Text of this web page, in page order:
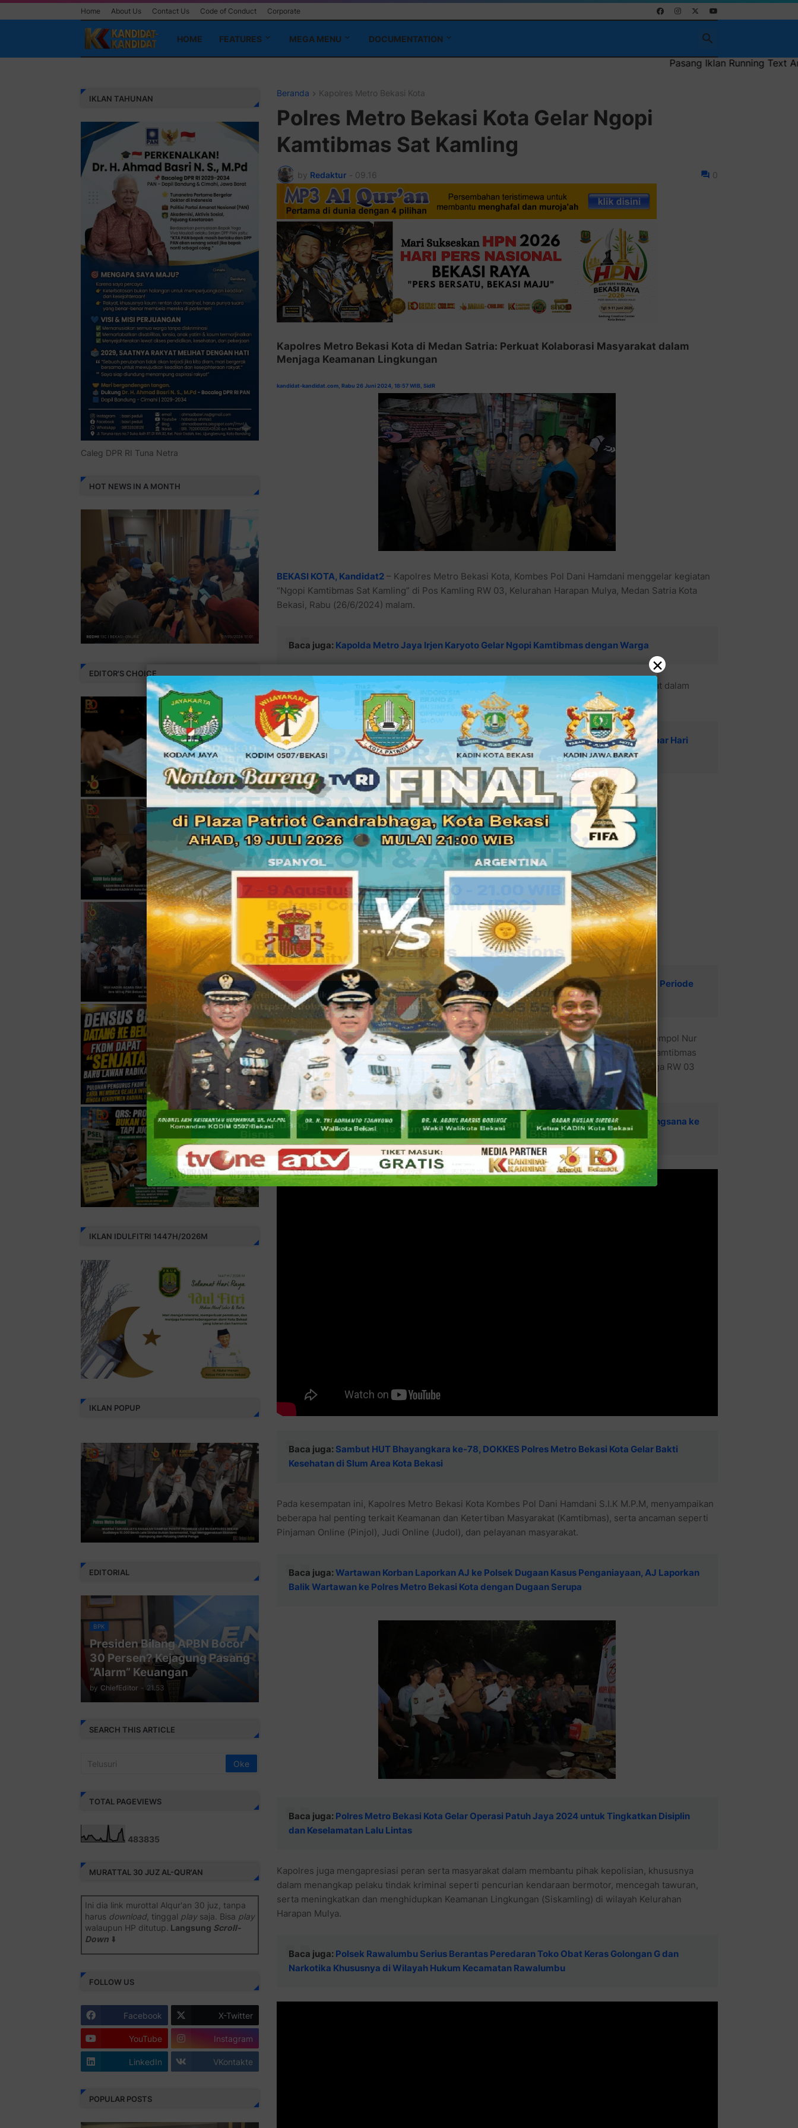
Home About Us Contact Us Code of Conduct Corporate
HOME FEATURES MEGA MENU DOCUMENTATION
Pasang Iklan Running Text Anda di sini atau
Beranda Kapolres Metro Bekasi Kota
Polres Metro Bekasi Kota Gelar Ngopi
Kamtibmas Sat Kamling
by Redaktur - 09.16 0
Kapolres Metro Bekasi Kota di Medan Satria: Perkuat Kolaborasi Masyarakat dalam
Menjaga Keamanan Lingkungan
kandidat-kandidat.com, Rabu 26 Juni 2024, 18:57 WIB, SidR
BEKASI KOTA, Kandidat2– Kapolres Metro Bekasi Kota, Kombes Pol Dani Hamdani menggelar kegiatan
“Ngopi Kamtibmas Sat Kamling” di Pos Kamling RW 03, Kelurahan Harapan Mulya, Medan Satria Kota
Bekasi, Rabu (26/6/2024) malam.
Baca juga: Kapolda Metro Jaya Irjen Karyoto Gelar Ngopi Kamtibmas dengan Warga
Kegiatan ini bertujuan untuk memperkuat kolaborasi antara pihak kepolisian dan masyarakat dalam
menjaga keamanan dan ketertiban di lingkungan setempat.
Baca juga:Pengurus PWI Bekasi Raya Dibawah Pimpinan Ade Muksin Dilantik PWI Jabar Hari
Rabu Ini di Kota Bandung
Baca juga:
Acara Pelantikan & Pengukuhan MPD ICMI Orda Kota Bekasi Masa Khidmat Periode
2024-2029 Berjalan Sukses
Kegiatan ini dihadiri oleh berbagai elemen masyarakat, termasuk Kapolsek Medan Satria Kompol Nur
Aqsa, Wakasat Binmas AKP Puji Astuti, Lurah Harapan Mulya Bpk Agung Adi Putra, Bhabinkamtibmas
Harapan Mulya, Babinsa, Ketua RT/RW, serta Tokoh Agama dan Tokoh Masyarakat dan Warga RW 03
Harapan Mulya.
Baca juga:Menyambut HUT Bhayangkara ke-78, Polres Metro Bekasi Kota Gelar Anjangsana ke
Purnawirawan POLRI Kota Bekasi
Baca juga: Sambut HUT Bhayangkara ke-78, DOKKES Polres Metro Bekasi Kota Gelar Bakti
Kesehatan di Slum Area Kota Bekasi
Pada kesempatan ini, Kapolres Metro Bekasi Kota Kombes Pol Dani Hamdani S.I.K M.P.M, menyampaikan
beberapa hal penting terkait Keamanan dan Ketertiban Masyarakat (Kamtibmas), serta ancaman seperti
Pinjaman Online (Pinjol), Judi Online (Judol), dan pelayanan masyarakat.
Baca juga: Wartawan Korban Laporkan AJ ke Polsek Dugaan Kasus Penganiayaan, AJ Laporkan
Balik Wartawan ke Polres Metro Bekasi Kota dengan Dugaan Serupa
Baca juga: Polres Metro Bekasi Kota Gelar Operasi Patuh Jaya 2024 untuk Tingkatkan Disiplin
dan Keselamatan Lalu Lintas
Kapolres juga mengapresiasi peran serta masyarakat dalam membantu pihak kepolisian, khususnya
dalam menangkap pelaku tindak kriminal seperti pencurian kendaraan bermotor, mencegah tawuran,
serta meningkatkan dan menghidupkan Keamanan Lingkungan (Siskamling) di wilayah Kelurahan
Harapan Mulya.
Baca juga: Polsek Rawalumbu Serius Berantas Peredaran Toko Obat Keras Golongan G dan
Narkotika Khususnya di Wilayah Hukum Kecamatan Rawalumbu
IKLAN TAHUNAN
Caleg DPR RI Tuna Netra
HOT NEWS IN A MONTH
EDITOR'S CHOICE
IKLAN IDULFITRI 1447H/2026M
IKLAN POPUP
×
EDITORIAL
BPK
Presiden Bilang APBN Bocor
30 Persen? Kejagung Pasang
“Alarm” Keuangan
by ChiefEditor - 21.53
SEARCH THIS ARTICLE
TOTAL PAGEVIEWS
483835
MURATTAL 30 JUZ AL-QUR'AN
Ini dia link murottal Alqur'an 30 juz, tanpa
harus download, tinggal playsaja. Bisa play
walaupun HP ditutup. Langsung Scroll-
Down⬇️
Juz 1 ⇨http://j.mp/2b8SiNO
Juz 2 ⇨http://j.mp/2b8RJmQ
Juz 3 ⇨http://j.mp/2bFSrtF
Juz 4 ⇨http://j.mp/2b8SXi3
Juz 5 ⇨http://j.mp/2b8RZm3
Juz 6 ⇨http://j.mp/28MBohs
Juz 7 ⇨http://j.mp/2bFRIZC
FOLLOW US
Facebook X-Twitter
YouTube Instagram
LinkedIn VKontakte
POPULAR POSTS